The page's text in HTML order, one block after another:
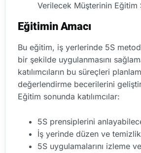
Verilecek Müşterinin Eğitim
Eğitimin Amacı
Bu eğitim, iş yerlerinde 5S
bir şekilde uygulanmasını
katılımcıların bu süreçleri
değerlendirme becerilerini
Eğitim sonunda katılımcılar:
5S prensiplerini
İş yerinde düzen ve
5S uygulamalarını izleme